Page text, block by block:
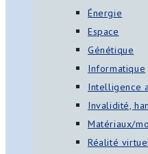
Énergie
Espace
Génétique
Informatique
Intelligence
Invalidité,
Matériaux/
Réalité